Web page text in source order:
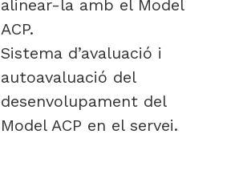
alinear-la amb el Model
ACP.
Sistema d’avaluació i
autoavaluació del
desenvolupament del
Model ACP en el servei.